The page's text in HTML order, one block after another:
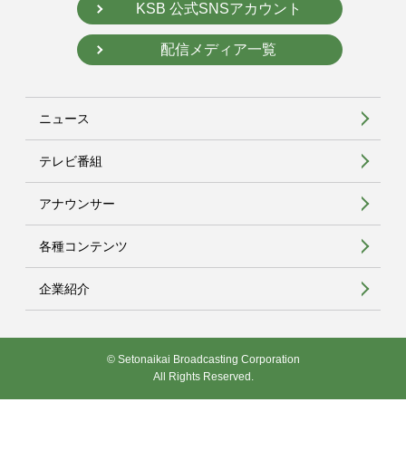
KSB 公式SNSアカウント
配信メディア一覧
ニュース
テレビ番組
アナウンサー
各種コンテンツ
企業紹介
© Setonaikai Broadcasting Corporation
All Rights Reserved.